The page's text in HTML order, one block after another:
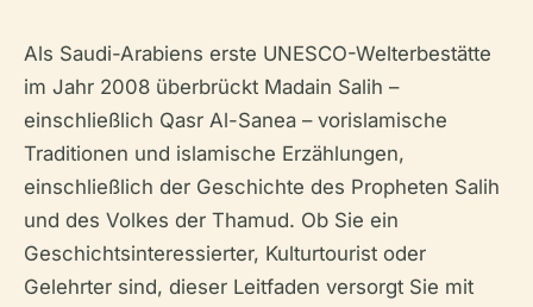
Als Saudi-Arabiens erste UNESCO-Welterbestätte
im Jahr 2008 überbrückt Madain Salih –
einschließlich Qasr Al-Sanea – vorislamische
Traditionen und islamische Erzählungen,
einschließlich der Geschichte des Propheten Salih
und des Volkes der Thamud. Ob Sie ein
Geschichtsinteressierter, Kulturtourist oder
Gelehrter sind, dieser Leitfaden versorgt Sie mit